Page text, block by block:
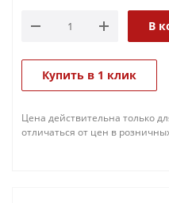
В
Купить в 1 клик
Цена действительна только
отличаться от цен в